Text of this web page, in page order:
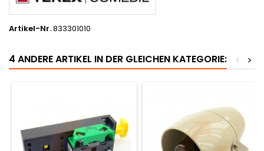
Artikel-Nr.833301010
4 ANDERE ARTIKEL IN DER GLEICHEN KATEGORIE: >
<